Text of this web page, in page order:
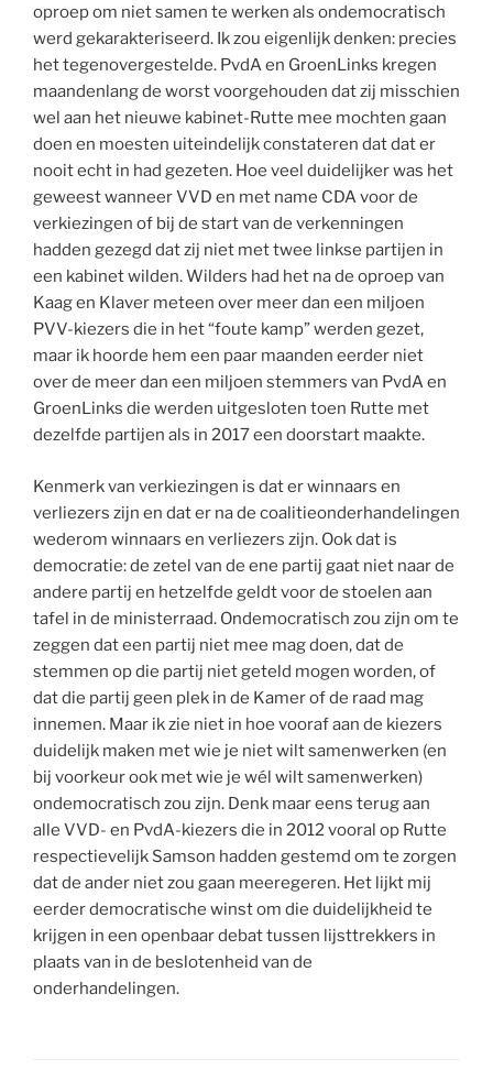
oproep om niet samen te werken als ondemocratisch
werd gekarakteriseerd. Ik zou eigenlijk denken: precies
het tegenovergestelde. PvdA en GroenLinks kregen
maandenlang de worst voorgehouden dat zij misschien
wel aan het nieuwe kabinet-Rutte mee mochten gaan
doen en moesten uiteindelijk constateren dat dat er
nooit echt in had gezeten. Hoe veel duidelijker was het
geweest wanneer VVD en met name CDA voor de
verkiezingen of bij de start van de verkenningen
hadden gezegd dat zij niet met twee linkse partijen in
een kabinet wilden. Wilders had het na de oproep van
Kaag en Klaver meteen over meer dan een miljoen
PVV-kiezers die in het “foute kamp” werden gezet,
maar ik hoorde hem een paar maanden eerder niet
over de meer dan een miljoen stemmers van PvdA en
GroenLinks die werden uitgesloten toen Rutte met
dezelfde partijen als in 2017 een doorstart maakte.
Kenmerk van verkiezingen is dat er winnaars en
verliezers zijn en dat er na de coalitieonderhandelingen
wederom winnaars en verliezers zijn. Ook dat is
democratie: de zetel van de ene partij gaat niet naar de
andere partij en hetzelfde geldt voor de stoelen aan
tafel in de ministerraad. Ondemocratisch zou zijn om te
zeggen dat een partij niet mee mag doen, dat de
stemmen op die partij niet geteld mogen worden, of
dat die partij geen plek in de Kamer of de raad mag
innemen. Maar ik zie niet in hoe vooraf aan de kiezers
duidelijk maken met wie je niet wilt samenwerken (en
bij voorkeur ook met wie je wél wilt samenwerken)
ondemocratisch zou zijn. Denk maar eens terug aan
alle VVD- en PvdA-kiezers die in 2012 vooral op Rutte
respectievelijk Samson hadden gestemd om te zorgen
dat de ander niet zou gaan meeregeren. Het lijkt mij
eerder democratische winst om die duidelijkheid te
krijgen in een openbaar debat tussen lijsttrekkers in
plaats van in de beslotenheid van de
onderhandelingen.